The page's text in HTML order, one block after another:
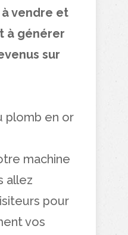
vendre et
à générer
sur
plomb en or
machine
allez
pour
vos